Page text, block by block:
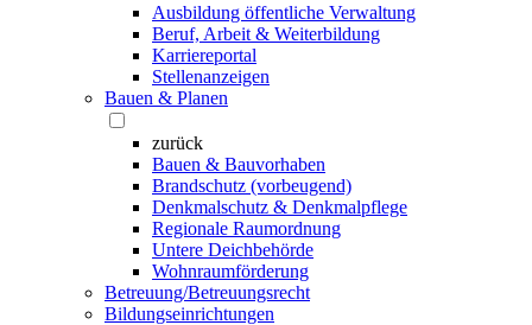
Ausbildung öffentliche Verwaltung
Beruf, Arbeit & Weiterbildung
Karriereportal
Stellenanzeigen
Bauen & Planen
zurück
Bauen & Bauvorhaben
Brandschutz (vorbeugend)
Denkmalschutz & Denkmalpflege
Regionale Raumordnung
Untere Deichbehörde
Wohnraumförderung
Betreuung/Betreuungsrecht
Bildungseinrichtungen